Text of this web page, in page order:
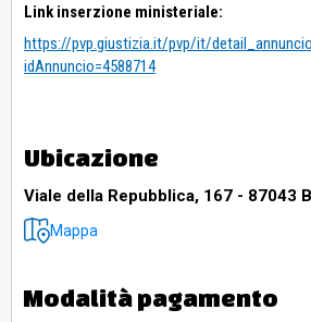
Link inserzione ministeriale:
https://pvp.giustizia.it/pvp/it/
idAnnuncio=4588714
Ubicazione
Viale della Repubblica, 167 - 87043
Mappa
Modalità pagamento